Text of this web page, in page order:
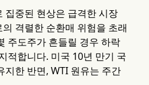
집중된 현상은 급격한 시장
격렬한 순환매 위험을 초래
주도주가 흔들릴 경우 하락
적합니다. 미국 10년 만기 국
지한 반면, WTI 원유는 주간